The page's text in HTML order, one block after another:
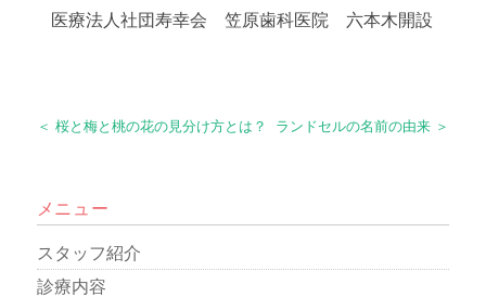
医療法人社団寿幸会 笠原歯科医院 六本木開設
＜ 桜と梅と桃の花の見分け方とは？ ランドセルの名前の由来 ＞
メニュー
スタッフ紹介
診療内容